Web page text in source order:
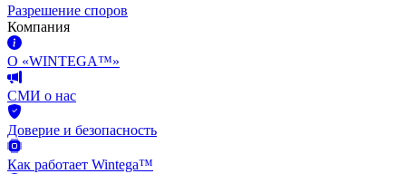
Разрешение споров
Компания
О «WINTEGA™»
СМИ о нас
Доверие и безопасность
Как работает Wintega™